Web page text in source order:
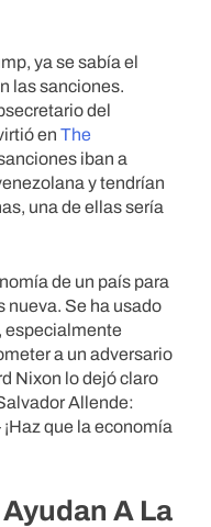
ya se sabía el
las sanciones.
del
en The
iban a
y tendrían
una de ellas sería
de un país para
Se ha usado
especialmente
a un adversario
Nixon lo dejó claro
Allende:
que la economía
A La